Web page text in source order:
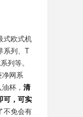
式欧式机
系列、T
列等。
网系
杯， 清
可，可实
不免会有